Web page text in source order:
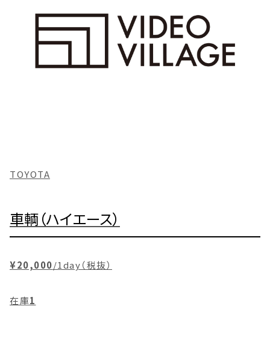
TOYOTA
車輌（ハイエース）
¥20,000/1day（税抜）
在庫1